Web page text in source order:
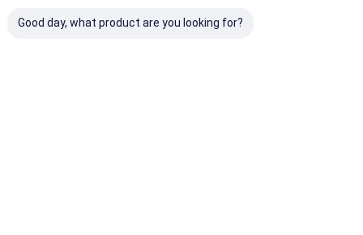
Good day, what product are you looking for?